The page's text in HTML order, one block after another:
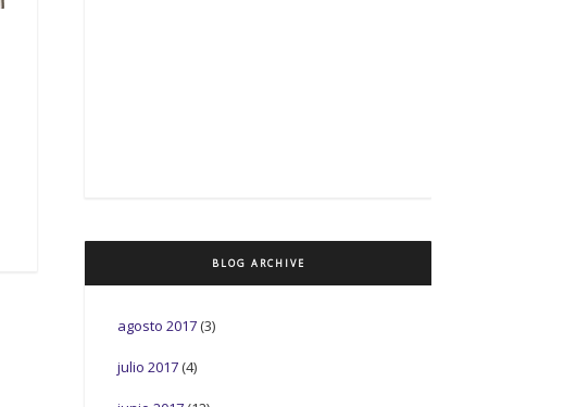
BLOG ARCHIVE
agosto 2017 (3)
julio 2017 (4)